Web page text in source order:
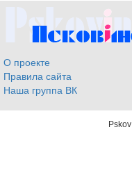
О проекте
Правила сайта
Наша группа ВК